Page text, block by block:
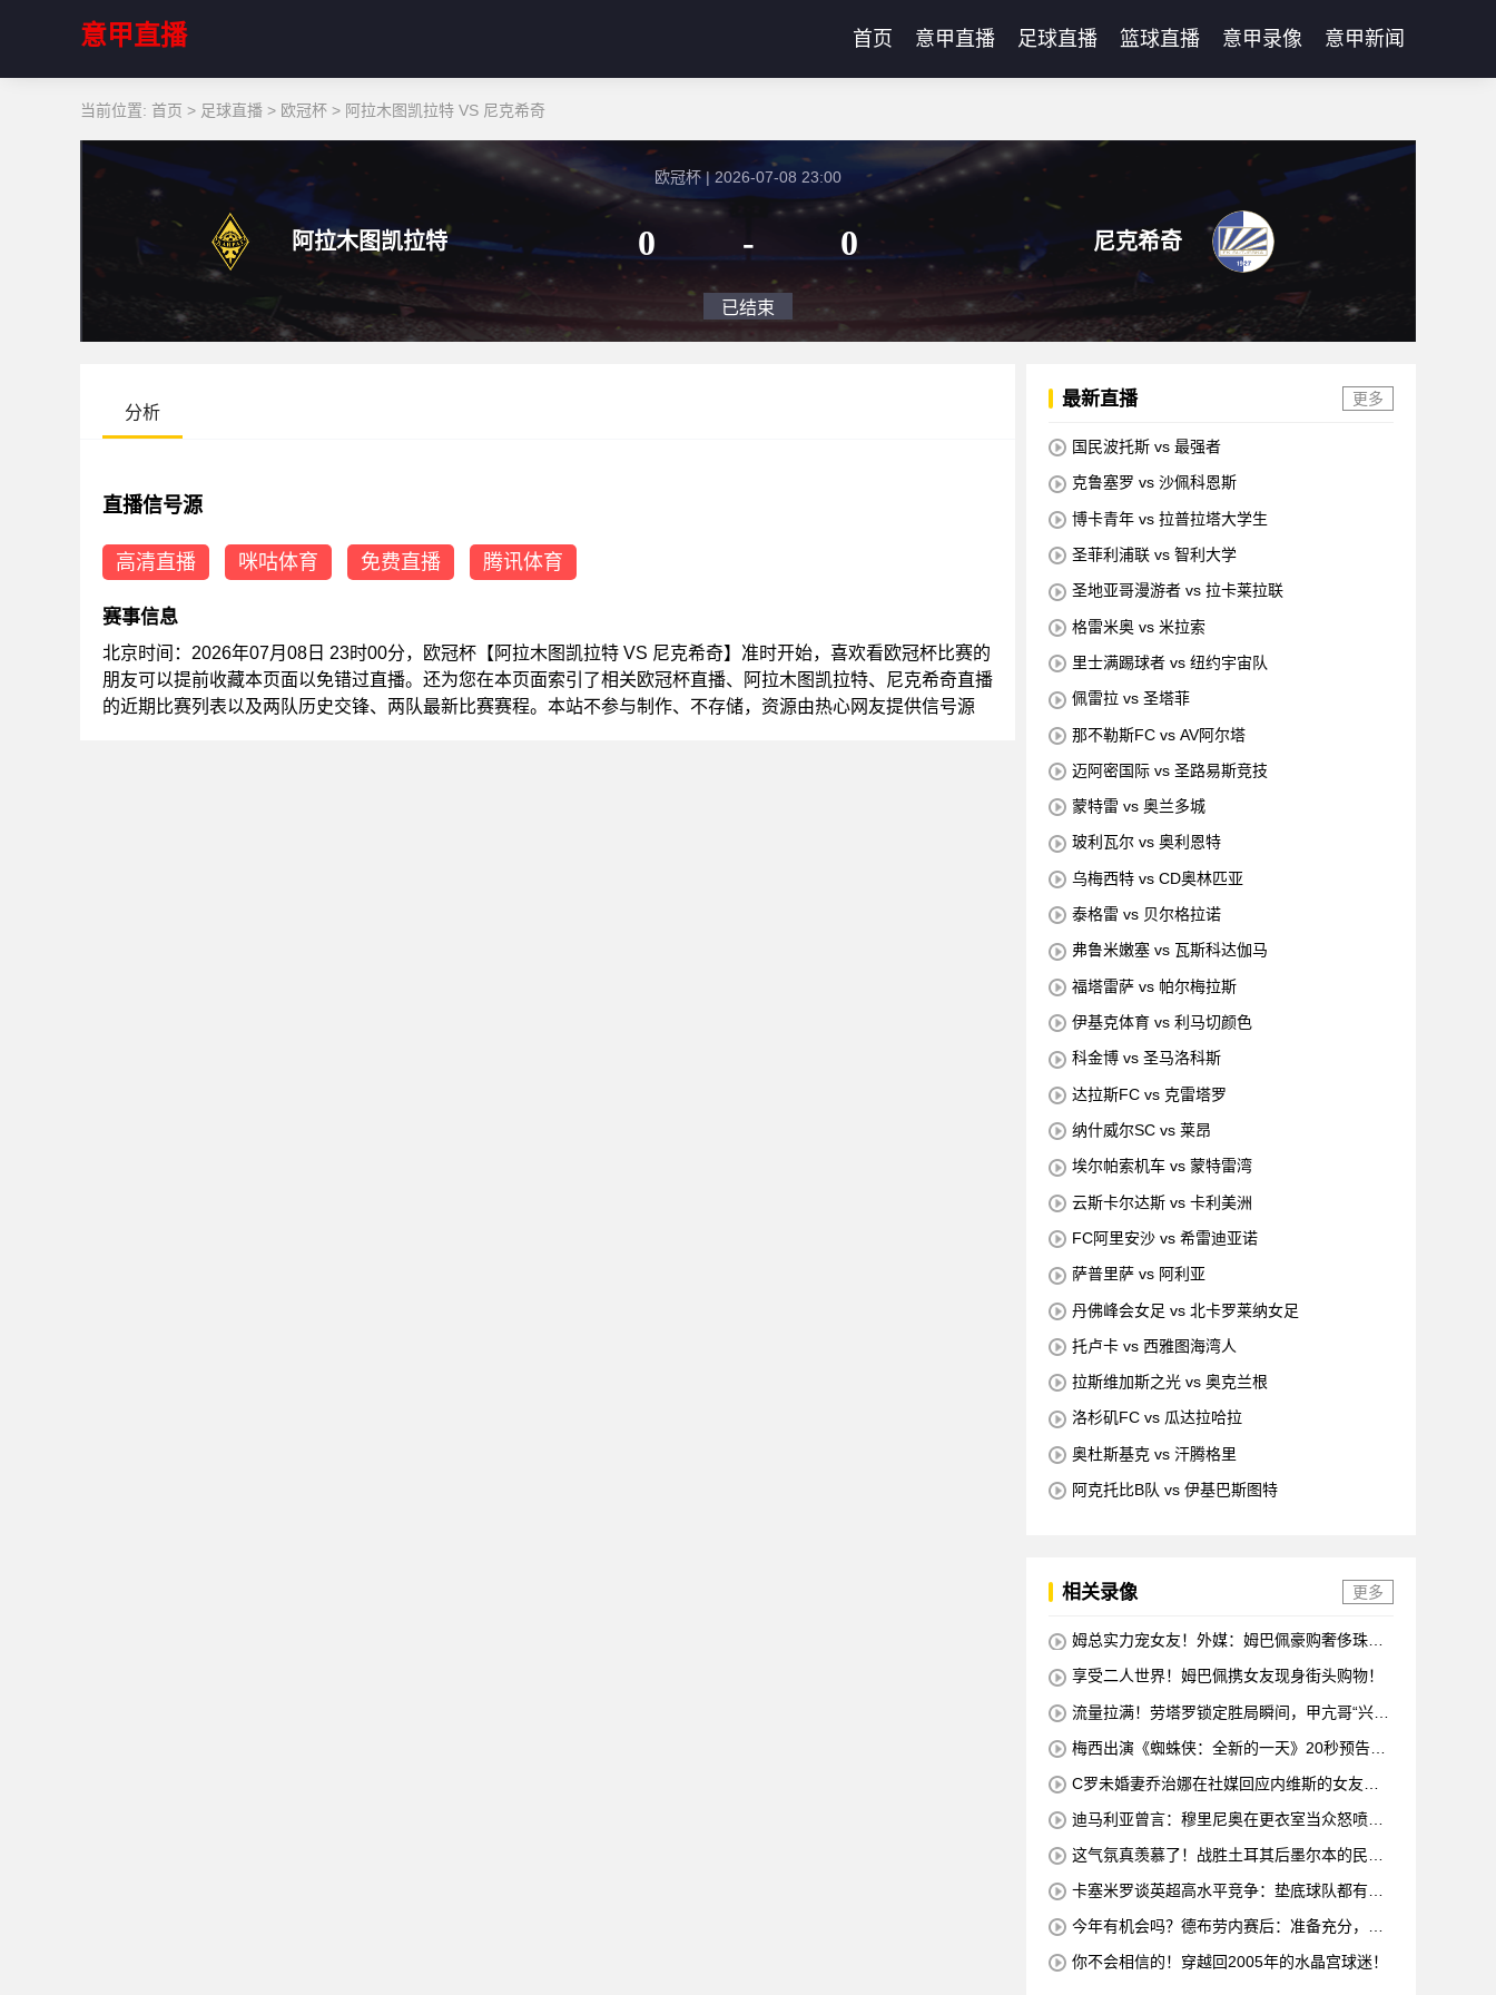
意甲直播 首页 意甲直播 足球直播 篮球直播 意甲录像 意甲新闻
当前位置: 首页 > 足球直播 > 欧冠杯 > 阿拉木图凯拉特 VS 尼克希奇
阿拉木图凯拉特
欧冠杯 | 2026-07-08 23:00
0 - 0
已结束
尼克希奇
分析
直播信号源
高清直播 咪咕体育 免费直播 腾讯体育
赛事信息
北京时间：2026年07月08日 23时00分，欧冠杯【阿拉木图凯拉特 VS 尼克希奇】准时开始，喜欢看欧冠杯比赛的
朋友可以提前收藏本页面以免错过直播。还为您在本页面索引了相关欧冠杯直播、阿拉木图凯拉特、尼克希奇直播
的近期比赛列表以及两队历史交锋、两队最新比赛赛程。本站不参与制作、不存储，资源由热心网友提供信号源
最新直播 更多
国民波托斯 vs 最强者
克鲁塞罗 vs 沙佩科恩斯
博卡青年 vs 拉普拉塔大学生
圣菲利浦联 vs 智利大学
圣地亚哥漫游者 vs 拉卡莱拉联
格雷米奥 vs 米拉索
里士满踢球者 vs 纽约宇宙队
佩雷拉 vs 圣塔菲
那不勒斯FC vs AV阿尔塔
迈阿密国际 vs 圣路易斯竞技
蒙特雷 vs 奥兰多城
玻利瓦尔 vs 奥利恩特
乌梅西特 vs CD奥林匹亚
泰格雷 vs 贝尔格拉诺
弗鲁米嫩塞 vs 瓦斯科达伽马
福塔雷萨 vs 帕尔梅拉斯
伊基克体育 vs 利马切颜色
科金博 vs 圣马洛科斯
达拉斯FC vs 克雷塔罗
纳什威尔SC vs 莱昂
埃尔帕索机车 vs 蒙特雷湾
云斯卡尔达斯 vs 卡利美洲
FC阿里安沙 vs 希雷迪亚诺
萨普里萨 vs 阿利亚
丹佛峰会女足 vs 北卡罗莱纳女足
托卢卡 vs 西雅图海湾人
拉斯维加斯之光 vs 奥克兰根
洛杉矶FC vs 瓜达拉哈拉
奥杜斯基克 vs 汗腾格里
阿克托比B队 vs 伊基巴斯图特
相关录像 更多
姆总实力宠女友！外媒：姆巴佩豪购奢侈珠宝
享受二人世界！姆巴佩携女友现身街头购物！
流量拉满！劳塔罗锁定胜局瞬间，甲亢哥“兴
梅西出演《蜘蛛侠：全新的一天》20秒预告片
C罗未婚妻乔治娜在社媒回应内维斯的女友：
迪马利亚曾言：穆里尼奥在更衣室当众怒喷C
这气氛真羡慕了！战胜土耳其后墨尔本的民众
卡塞米罗谈英超高水平竞争：垫底球队都有好
今年有机会吗？德布劳内赛后：准备充分，希
你不会相信的！穿越回2005年的水晶宫球迷！